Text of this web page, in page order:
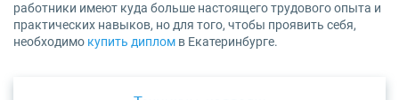
работники имеют куда больше настоящего трудового опыта и
практических навыков, но для того, чтобы проявить себя,
необходимо купить диплом в Екатеринбурге.